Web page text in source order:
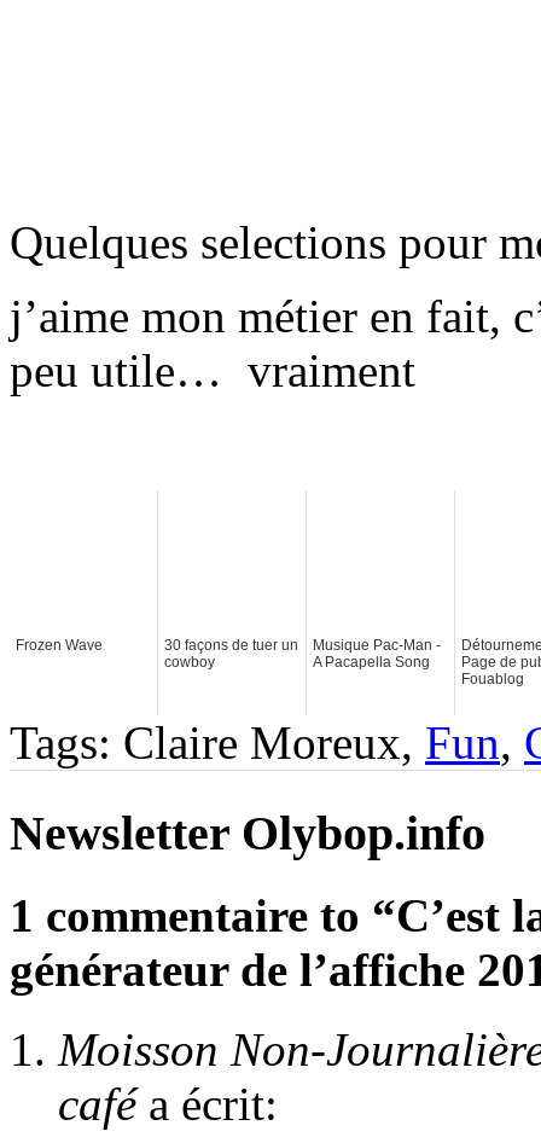
Quelques selections pour
j’aime mon métier en fait,
peu utile… vraiment
Frozen Wave
30 façons de tuer un
cowboy
Musique Pac-Man -
A Pacapella Song
Page de
Fouablog
Tags: Claire Moreux, Fun,
Newsletter Olybop.info
1 commentaire to “C’est
générateur de l’affiche
Moisson Non-
caféa écrit: